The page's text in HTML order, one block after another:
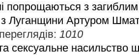
попрощаються з загиблим
з Луганщини Артуром
переглядів:1010
сексуальне насильство